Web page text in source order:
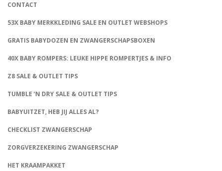
CONTACT
53X BABY MERKKLEDING SALE EN OUTLET WEBSHOPS
GRATIS BABYDOZEN EN ZWANGERSCHAPSBOXEN
40X BABY ROMPERS: LEUKE HIPPE ROMPERTJES & INFO
Z8 SALE & OUTLET TIPS
TUMBLE ‘N DRY SALE & OUTLET TIPS
BABYUITZET, HEB JIJ ALLES AL?
CHECKLIST ZWANGERSCHAP
ZORGVERZEKERING ZWANGERSCHAP
HET KRAAMPAKKET